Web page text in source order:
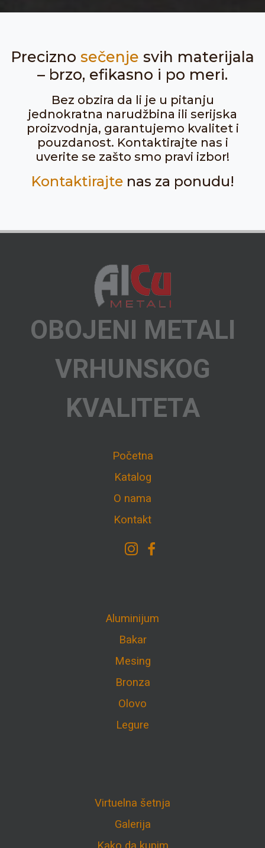
Precizno sečenje svih materijala
– brzo, efikasno i po meri.
Bez obzira da li je u pitanju
jednokratna narudžbina ili serijska
proizvodnja, garantujemo kvalitet i
pouzdanost. Kontaktirajte nas i
uverite se zašto smo pravi izbor!
Kontaktirajtenas za ponudu!
OBOJENI METALI
VRHUNSKOG
KVALITETA
Početna
Katalog
O nama
Kontakt
Aluminijum
Bakar
Mesing
Bronza
Olovo
Legure
Virtuelna šetnja
Galerija